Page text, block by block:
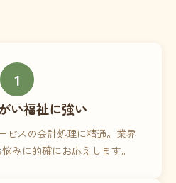
1
い福祉に強い
ビスの会計処理に精通。業界
みに的確にお応えします。